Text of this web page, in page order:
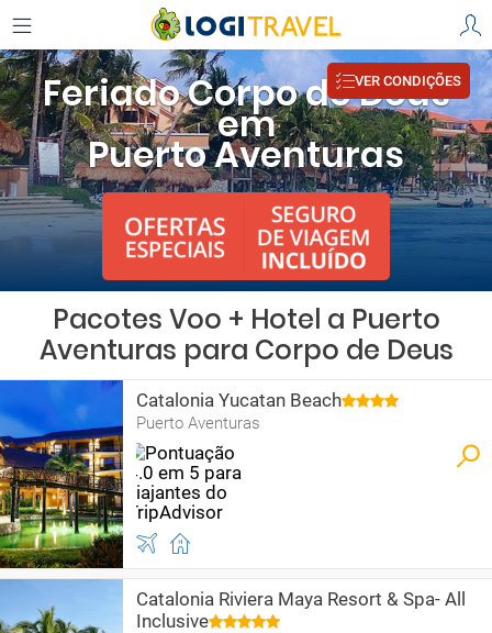
Feriado Corpo de Deus
em
Puerto Aventuras
VER CONDIÇÕES
Pacotes Voo + Hotel a Puerto
Aventuras para Corpo de Deus
Catalonia Yucatan Beach
Puerto Aventuras
Catalonia Riviera Maya Resort & Spa- All
Inclusive